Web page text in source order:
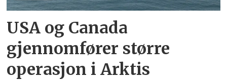
USA og Canada
gjennomfører større
operasjon i Arktis